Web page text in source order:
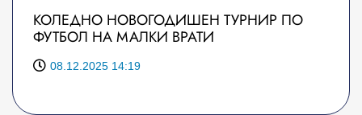
КОЛЕДНО НОВОГОДИШЕН ТУРНИР ПО
ФУТБОЛ НА МАЛКИ ВРАТИ
08.12.2025 14:19